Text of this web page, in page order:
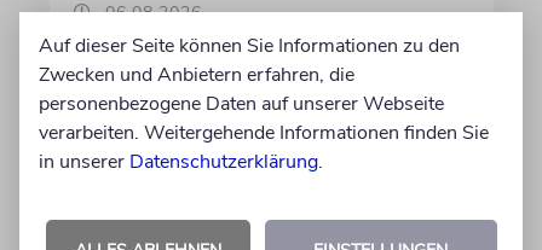
06.08.2026
Auf dieser Seite können Sie Informationen zu den
Zwecken und Anbietern erfahren, die
personenbezogene Daten auf unserer Webseite
verarbeiten. Weitergehende Informationen finden Sie
in unserer Datenschutzerklärung.